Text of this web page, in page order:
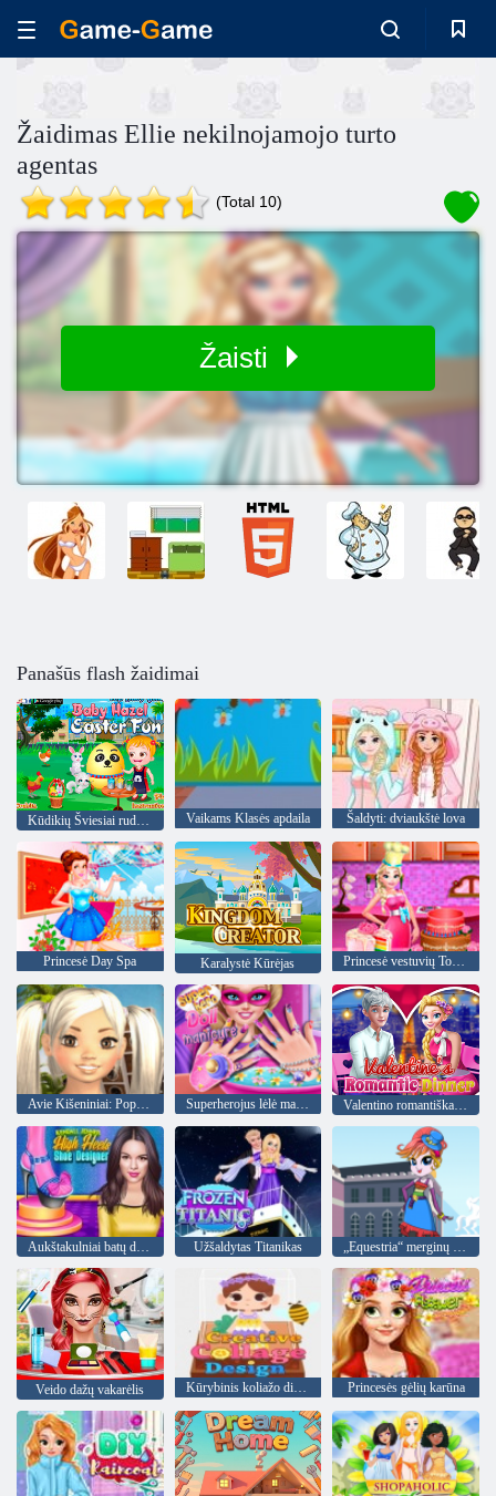
Žaidimas Ellie nekilnojamojo turto
agentas
(Total 10)
Žaisti
Panašūs flash žaidimai
Kūdikių Šviesiai ruda Velykų Pramogos Vaikams Klasės apdaila Šaldyti: dviaukštė lova
Princesė Day Spa Karalystė Kūrėjas Princesė vestuvių Tortas
Avie Kišeniniai: Popstar Superherojus lėlė manikiūras Valentino romantiška vakarienė
Aukštakulniai batų dizaineris Užšaldytas Titanikas „Equestria“ merginų avataro gamintojas
Veido dažų vakarėlis Kūrybinis koliažo dizainas Princesės gėlių karūna